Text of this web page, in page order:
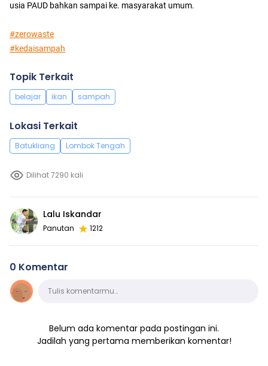
usia PAUD bahkan sampai ke. masyarakat umum.
#zerowaste
#kedaisampah
Topik Terkait
belajar ikan sampah
Lokasi Terkait
Batukliang Lombok Tengah
Dilihat 7290 kali
Lalu Iskandar
Panutan 1212
0 Komentar
KomentarTulis komentarmu…
Belum ada komentar pada postingan ini.
Jadilah yang pertama memberikan komentar!